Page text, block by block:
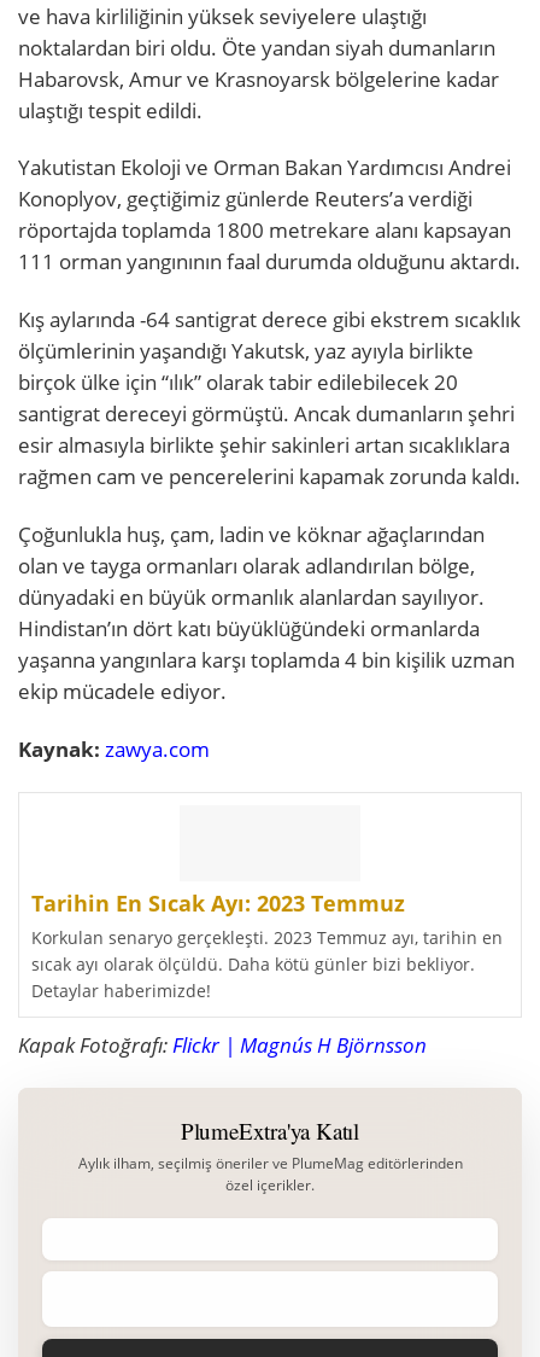
ve hava kirliliğinin yüksek seviyelere ulaştığı
noktalardan biri oldu. Öte yandan siyah dumanların
Habarovsk, Amur ve Krasnoyarsk bölgelerine kadar
ulaştığı tespit edildi.
Yakutistan Ekoloji ve Orman Bakan Yardımcısı Andrei
Konoplyov, geçtiğimiz günlerde Reuters’a verdiği
röportajda toplamda 1800 metrekare alanı kapsayan
111 orman yangınının faal durumda olduğunu aktardı.
Kış aylarında -64 santigrat derece gibi ekstrem sıcaklık
ölçümlerinin yaşandığı Yakutsk, yaz ayıyla birlikte
birçok ülke için “ılık” olarak tabir edilebilecek 20
santigrat dereceyi görmüştü. Ancak dumanların şehri
esir almasıyla birlikte şehir sakinleri artan sıcaklıklara
rağmen cam ve pencerelerini kapamak zorunda kaldı.
Çoğunlukla huş, çam, ladin ve köknar ağaçlarından
olan ve tayga ormanları olarak adlandırılan bölge,
dünyadaki en büyük ormanlık alanlardan sayılıyor.
Hindistan’ın dört katı büyüklüğündeki ormanlarda
yaşanna yangınlara karşı toplamda 4 bin kişilik uzman
ekip mücadele ediyor.
Kaynak: zawya.com
Tarihin En Sıcak Ayı: 2023 Temmuz
Korkulan senaryo gerçekleşti. 2023 Temmuz ayı, tarihin en
sıcak ayı olarak ölçüldü. Daha kötü günler bizi bekliyor.
Detaylar haberimizde!
Kapak Fotoğrafı:Flickr | Magnús H Björnsson
PlumeExtra'ya Katıl
Aylık ilham, seçilmiş öneriler ve PlumeMag editörlerinden
özel içerikler.